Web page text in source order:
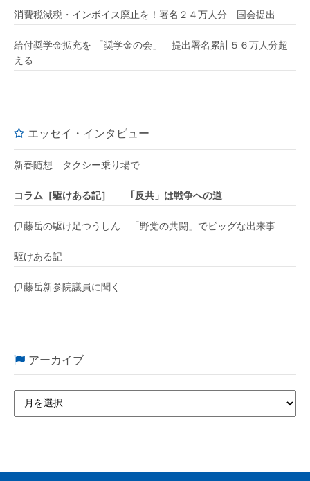
消費税減税・インボイス廃止を！署名２４万人分 国会提出
給付奨学金拡充を 「奨学金の会」 提出署名累計５６万人分超
える
エッセイ・インタビュー
新春随想 タクシー乗り場で
コラム［駆けある記］ ｢反共」は戦争への道
伊藤岳の駆け足つうしん 「野党の共闘」でビッグな出来事
駆けある記
伊藤岳新参院議員に聞く
アーカイブ